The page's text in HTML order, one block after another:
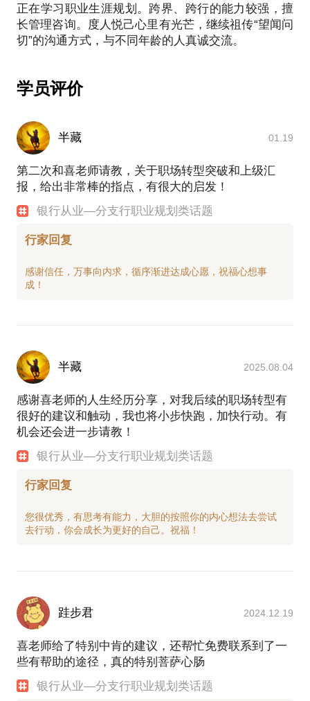
正在学习职业生涯规划。跨界、跨行的能力较强，擅
长管理咨询。度人悦己心里有光芒，继续祖传“望闻问
学员评价
半藏 01.19
第二次和喜老师请教，关于职场转型突破和上级汇
报，给出非常棒的指点，有很大的启发！
银行从业—分支行职业规划类话题
行家回复
感谢信任，万事向内求，循序渐进达成心愿，祝福心想事
半藏 2025.08.04
感谢喜老师的人生经历分享，对我后续的职场转型有
很好的建议和触动，我也将小步快跑，加快行动。有
机会还会进一步请教！
银行从业—分支行职业规划类话题
行家回复
您很优秀，有思考有能力，大胆的按照你的内心想法去尝试
跬步君 2024.12.19
喜老师给了特别中肯的建议，还帮忙免费联系到了一
些有帮助的途径，真的特别菩萨心肠
银行从业—分支行职业规划类话题